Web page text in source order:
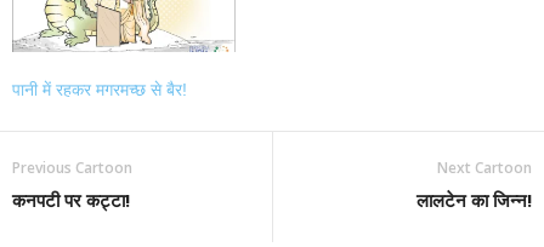
पानी में रहकर मगरमच्छ से बैर!
Previous Cartoon
कनपटी पर कट्टा!
Next Cartoon
लालटेन का जिन्न!